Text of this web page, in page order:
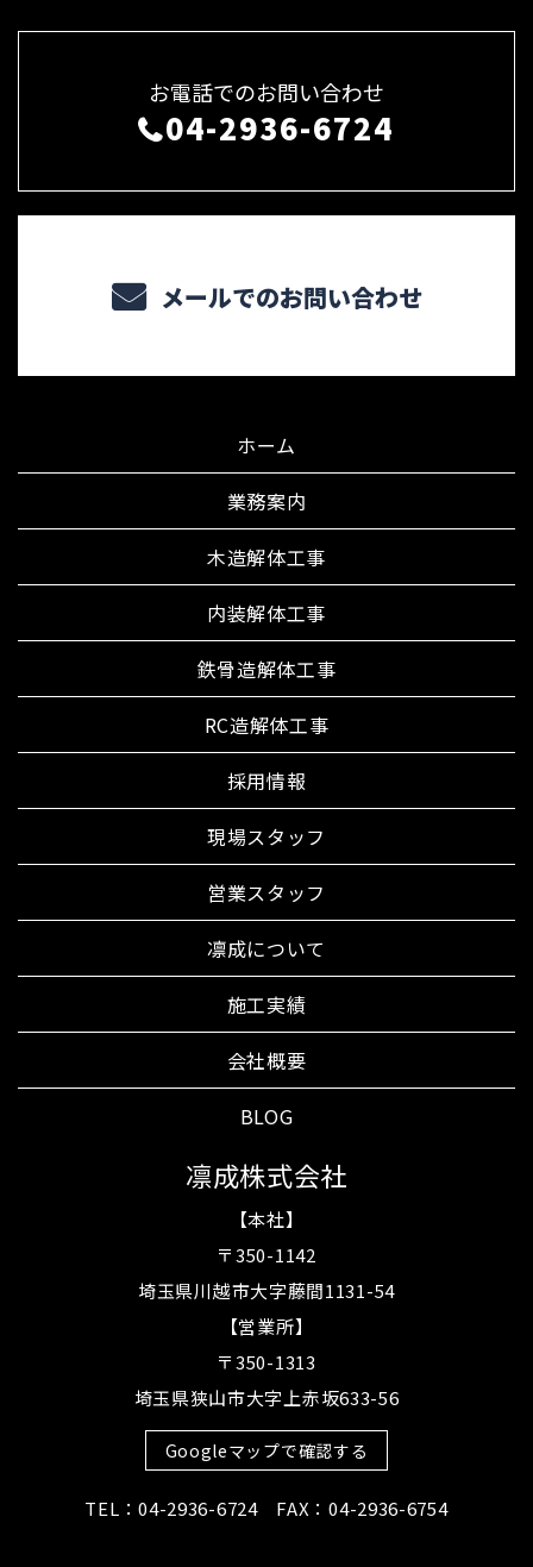
お電話でのお問い合わせ
04-2936-6724
メールでのお問い合わせ
ホーム
業務案内
木造解体工事
内装解体工事
鉄骨造解体工事
RC造解体工事
採用情報
現場スタッフ
営業スタッフ
凛成について
施工実績
会社概要
BLOG
凛成株式会社
【本社】
〒350-1142
埼玉県川越市大字藤間1131-54
【営業所】
〒350-1313
埼玉県狭山市大字上赤坂633-56
Googleマップで確認する
TEL：04-2936-6724 FAX：04-2936-6754